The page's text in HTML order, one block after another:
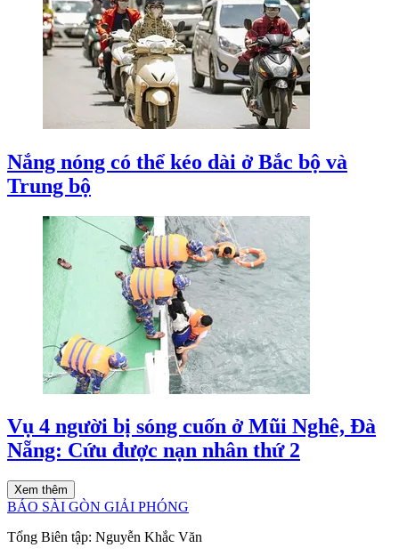
Nắng nóng có thể kéo dài ở Bắc bộ và
Trung bộ
Vụ 4 người bị sóng cuốn ở Mũi Nghê, Đà
Nẵng: Cứu được nạn nhân thứ 2
Xem thêm
BÁO SÀI GÒN GIẢI PHÓNG
Tổng Biên tập: Nguyễn Khắc Văn